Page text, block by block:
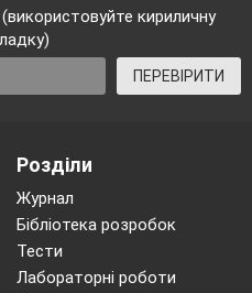
кириличну
ПЕРЕВІРИТИ
Розділи
Журнал
Бібліотека розробок
Тести
Лабораторні роботи